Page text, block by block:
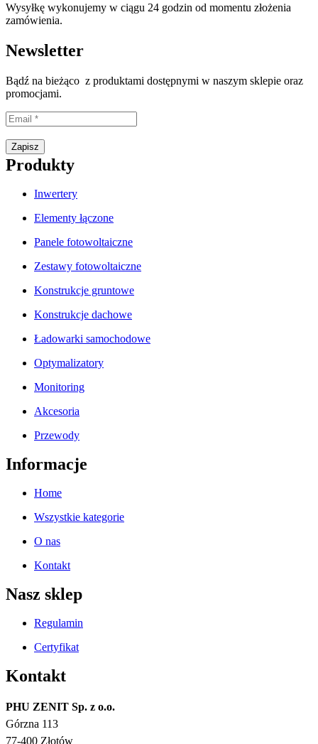
Wysyłkę wykonujemy w ciągu 24 godzin od momentu złożenia
zamówienia.
Newsletter
Bądź na bieżąco z produktami dostępnymi w naszym sklepie oraz
promocjami.
Zapisz
Produkty
Inwertery
Elementy łączone
Panele fotowoltaiczne
Zestawy fotowoltaiczne
Konstrukcje gruntowe
Konstrukcje dachowe
Ładowarki samochodowe
Optymalizatory
Monitoring
Akcesoria
Przewody
Informacje
Home
Wszystkie kategorie
O nas
Kontakt
Nasz sklep
Regulamin
Certyfikat
Kontakt
PHU ZENIT Sp. z o.o.
Górzna 113
77-400 Złotów